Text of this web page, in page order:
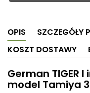
OPIS
SZCZEGÓŁY
KOSZT DOSTAWY
German TIGER
model Tamiya